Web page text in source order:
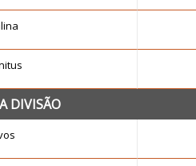
DIVISÃO